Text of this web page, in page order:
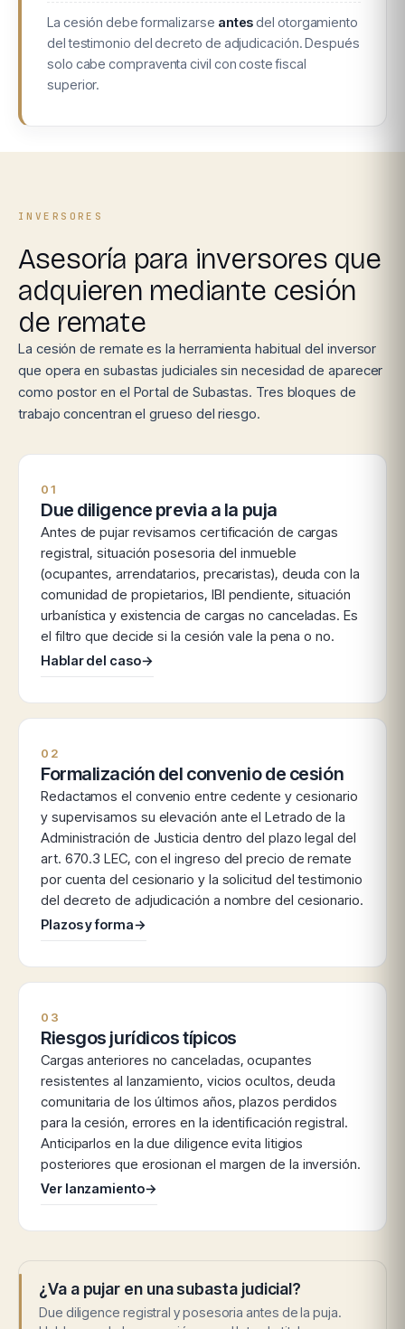
La cesión debe formalizarse antesdel otorgamiento
del testimonio del decreto de adjudicación. Después
solo cabe compraventa civil con coste fiscal
superior.
INVERSORES
Asesoría para inversores que
adquieren mediante cesión
de remate
La cesión de remate es la herramienta habitual del inversor
que opera en subastas judiciales sin necesidad de aparecer
como postor en el Portal de Subastas. Tres bloques de
trabajo concentran el grueso del riesgo.
01
Due diligence previa a la puja
Antes de pujar revisamos certificación de cargas
registral, situación posesoria del inmueble
(ocupantes, arrendatarios, precaristas), deuda con la
comunidad de propietarios, IBI pendiente, situación
urbanística y existencia de cargas no canceladas. Es
el filtro que decide si la cesión vale la pena o no.
Hablar del caso→
02
Formalización del convenio de cesión
Redactamos el convenio entre cedente y cesionario
y supervisamos su elevación ante el Letrado de la
Administración de Justicia dentro del plazo legal del
art. 670.3 LEC, con el ingreso del precio de remate
por cuenta del cesionario y la solicitud del testimonio
del decreto de adjudicación a nombre del cesionario.
Plazos y forma→
03
Riesgos jurídicos típicos
Cargas anteriores no canceladas, ocupantes
resistentes al lanzamiento, vicios ocultos, deuda
comunitaria de los últimos años, plazos perdidos
para la cesión, errores en la identificación registral.
Anticiparlos en la due diligence evita litigios
posteriores que erosionan el margen de la inversión.
Ver lanzamiento→
¿Va a pujar en una subasta judicial?
Due diligence registral y posesoria antes de la puja.